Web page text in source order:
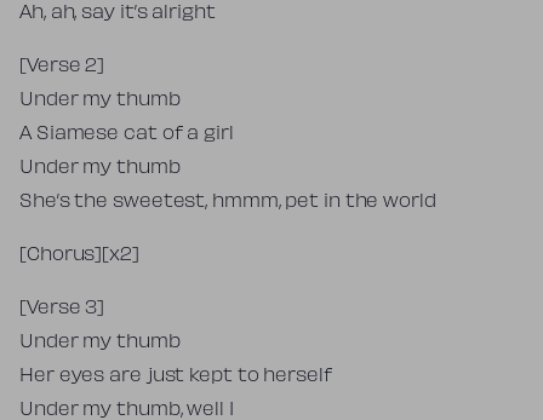
Ah, ah, say it’s alright
[Verse 2]
Under my thumb
A Siamese cat of a girl
Under my thumb
She’s the sweetest, hmmm, pet in the world
[Chorus][x2]
[Verse 3]
Under my thumb
Her eyes are just kept to herself
Under my thumb, well I